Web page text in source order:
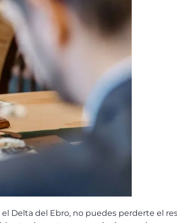
Delta del Ebro, no puedes perderte el